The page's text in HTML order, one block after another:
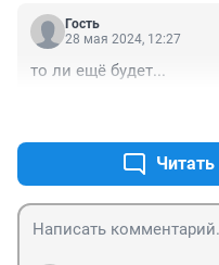
Гость
28 мая 2024, 12:27
то ли ещё будет...